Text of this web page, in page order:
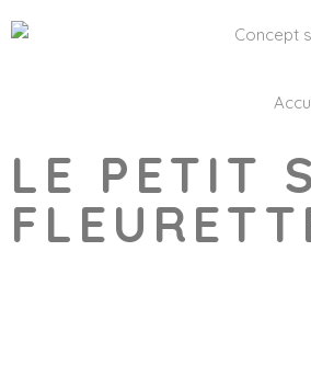
LE PETIT